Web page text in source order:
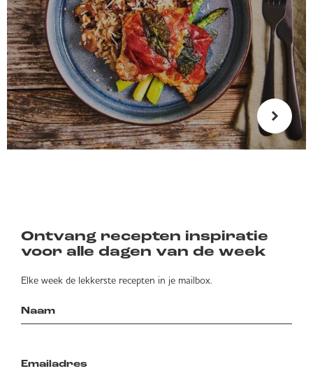
Ontvang recepten inspiratie
voor alle dagen van de week
Elke week de lekkerste recepten in je mailbox.